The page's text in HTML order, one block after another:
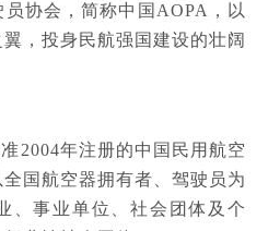
协会，简称中国AOPA，以
，投身民航强国建设的壮阔
2004年注册的中国民用航空
国航空器拥有者、驾驶员为
、事业单位、社会团体及个